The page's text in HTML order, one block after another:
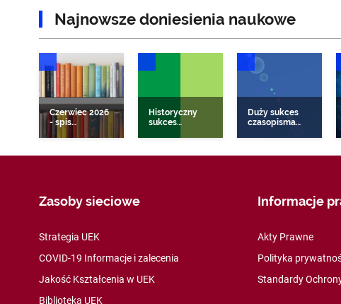
Najnowsze doniesienia naukowe
DONIESIENIA NAUKOWE
Czerwiec 2026
- spis
najnowszych i
Historyczny
sukces
DONIESIENIA NAUKOWE
Duży sukces
czasopisma
Zasoby sieciowe
Strategia UEK
COVID-19 Informacje i zalecenia
Jakość Kształcenia w UEK
Biblioteka UEK
Informacje
Akty Prawne
Polityka
Standardy